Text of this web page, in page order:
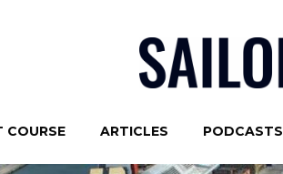
COURSE ARTICLES PODCASTS